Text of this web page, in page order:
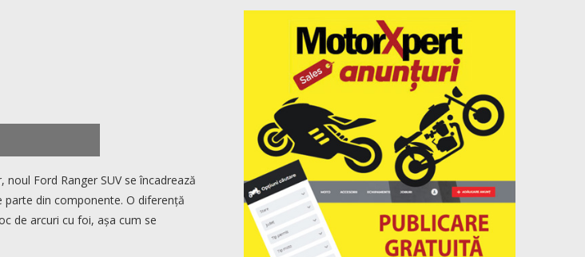
noul Ford Ranger SUV se încadrează
parte din componente. O diferență
de arcuri cu foi, așa cum se